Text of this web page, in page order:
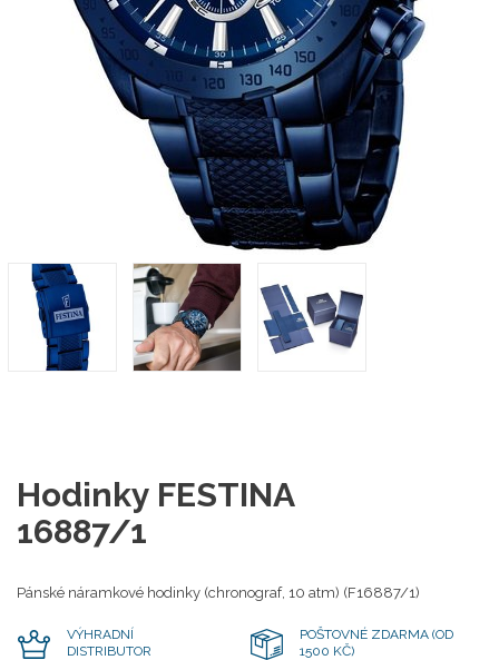
Hodinky FESTINA
16887/1
Pánské náramkové hodinky (chronograf, 10 atm) (F16887/1)
VÝHRADNÍ
DISTRIBUTOR
POŠTOVNÉ ZDARMA (OD
1500 KČ)